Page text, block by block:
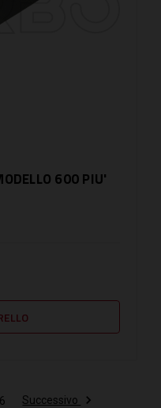
600 PIU'
6 Successivo